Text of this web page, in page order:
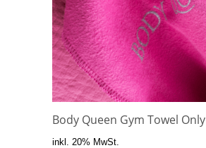
Body Queen Gym Towel Only
inkl. 20% MwSt.